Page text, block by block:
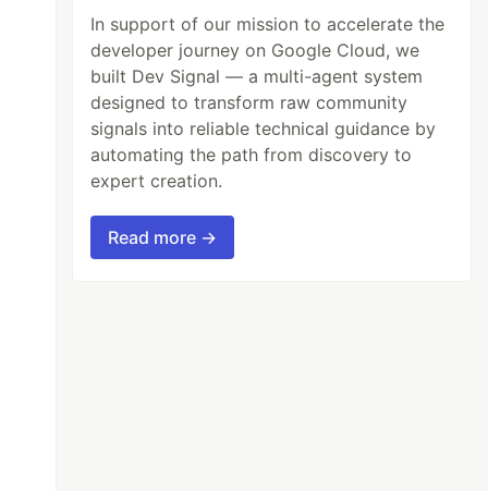
In support of our mission to accelerate the
developer journey on Google Cloud, we
built Dev Signal — a multi-agent system
designed to transform raw community
signals into reliable technical guidance by
automating the path from discovery to
expert creation.
Read more →